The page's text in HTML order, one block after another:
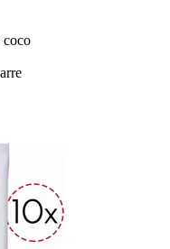
coco